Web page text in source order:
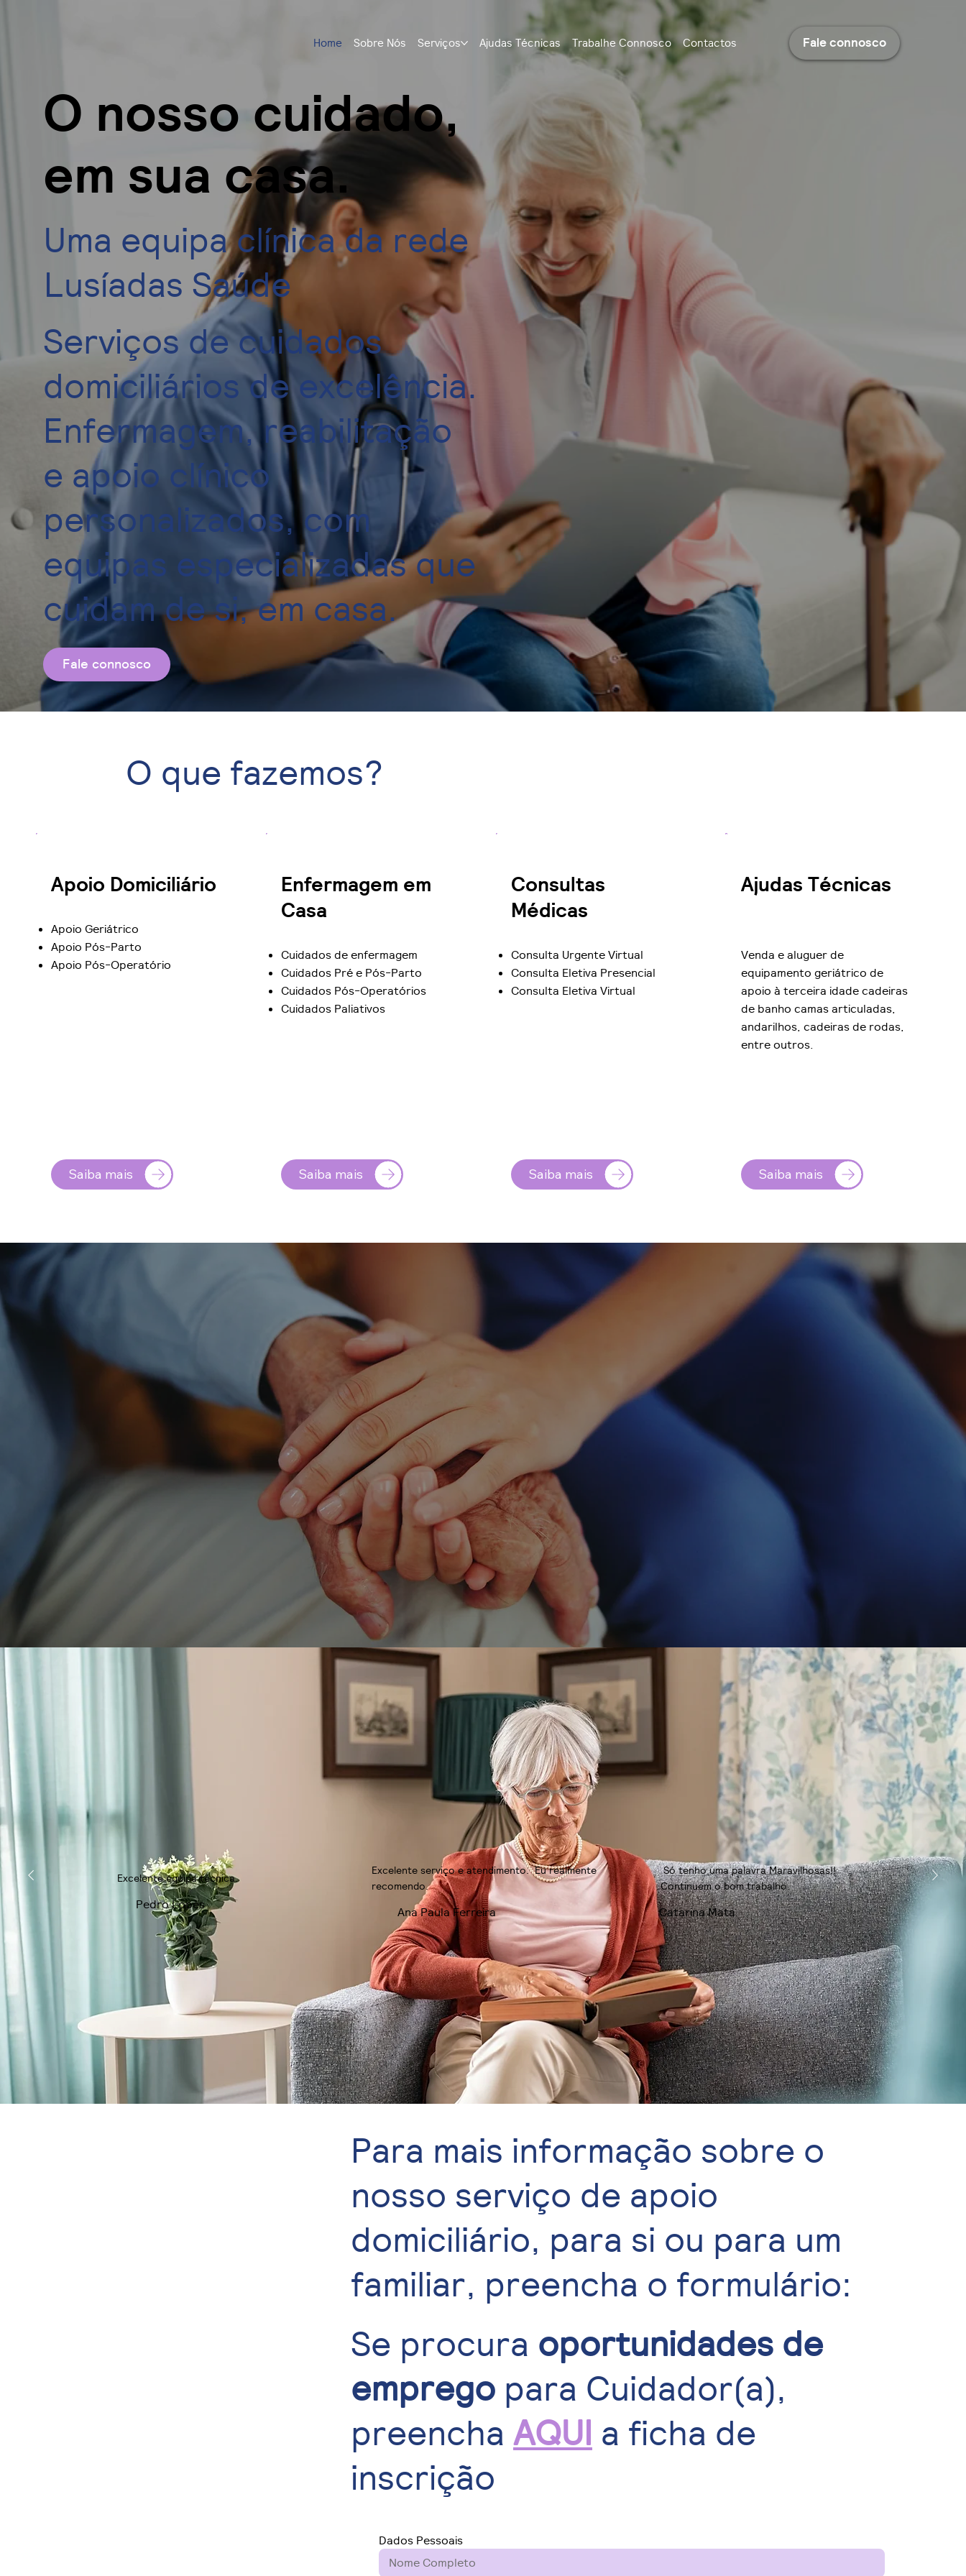
Fale connosco
Home Sobre Nós Serviços Ajudas Técnicas Trabalhe Connosco Contactos
O nosso cuidado,
em sua casa.
Uma equipa clínica da rede
Lusíadas Saúde
Serviços de cuidados
domiciliários de excelência.
Enfermagem, reabilitação
e apoio clínico
personalizados, com
equipas especializadas que
cuidam de si, em casa.
Fale connosco
O que fazemos?
Apoio Domiciliário
Apoio Geriátrico
Apoio Pós-Parto
Apoio Pós-Operatório
Saiba mais
Enfermagem em
Casa
Cuidados de enfermagem
Cuidados Pré e Pós-Parto
Cuidados Pós-Operatórios
Cuidados Paliativos
Saiba mais
Consultas
Médicas
Consulta Urgente Virtual
Consulta Eletiva Presencial
Consulta Eletiva Virtual
Saiba mais
Ajudas Técnicas
Venda e aluguer de
equipamento geriátrico de
apoio à terceira idade cadeiras
de banho camas articuladas,
andarilhos, cadeiras de rodas,
entre outros.
Saiba mais
2
Lojas
140
Colaboradores Especializados
+1000
Clientes Atendidos
+7000
Horas de Formação
Excelente equipa técnica.
Pedro Lopes
Excelente serviço e atendimento. Eu realmente
recomendo.
Ana Paula Ferreira
Só tenho uma palavra Maravilhosas!!
Continuem o bom trabalho.
Catarina Mata
Para mais informação sobre o
nosso serviço de apoio
domiciliário, para si ou para um
familiar, preencha o formulário:
Se procura oportunidades de
empregopara Cuidador(a),
preencha AQUI a ficha de
inscrição
Dados Pessoais